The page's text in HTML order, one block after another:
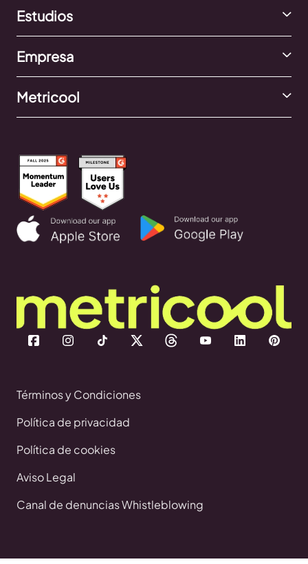
Estudios
Empresa
Metricool
Términos y Condiciones
Política de privacidad
Política de cookies
Aviso Legal
Canal de denuncias Whistleblowing